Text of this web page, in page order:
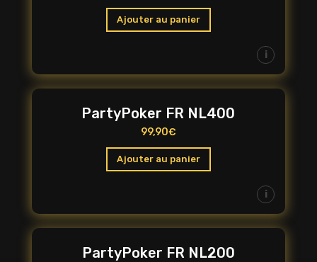
Ajouter au panier
i
PartyPoker FR NL400
99,90€
Ajouter au panier
i
PartyPoker FR NL200